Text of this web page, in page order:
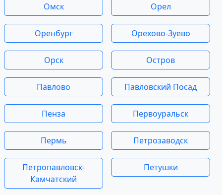
Омск Орел
Оренбург Орехово-Зуево
Орск Остров
Павлово Павловский Посад
Пенза Первоуральск
Пермь Петрозаводск
Петропавловск-
Камчатский
Петушки